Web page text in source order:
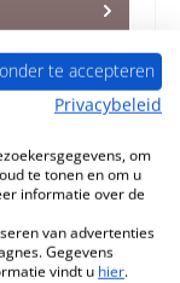
afdichting
te accepteren
Privacybeleid
om
te tonen en om u
informatie over de
van advertenties
Gegevens
vindt u hier.